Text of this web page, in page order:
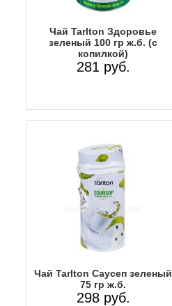
Чай Tarlton Здоровье
зеленый 100 гр ж.б. (с
копилкой)
281 руб.
Чай Tarlton Саусеп зеленый
75 гр ж.б.
298 руб.